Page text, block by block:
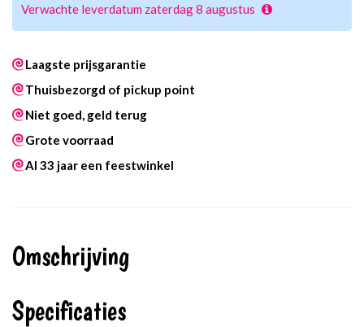
Verwachte leverdatum zaterdag 8 augustus
Laagste prijsgarantie
Thuisbezorgd of pickup point
Niet goed, geld terug
Grote voorraad
Al 33 jaar een feestwinkel
Omschrijving
Specificaties